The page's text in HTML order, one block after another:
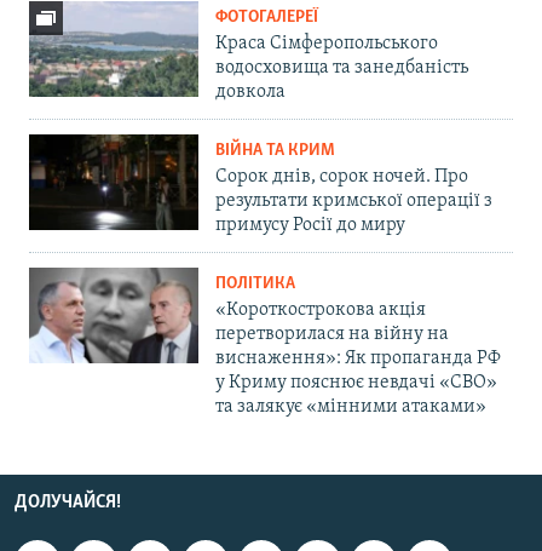
ФОТОГАЛЕРЕЇ
Краса Сімферопольського
водосховища та занедбаність
довкола
ВІЙНА ТА КРИМ
Сорок днів, сорок ночей. Про
результати кримської операції з
примусу Росії до миру
ПОЛІТИКА
«Короткострокова акція
перетворилася на війну на
виснаження»: Як пропаганда РФ
у Криму пояснює невдачі «СВО»
та залякує «мінними атаками»
ДОЛУЧАЙСЯ!